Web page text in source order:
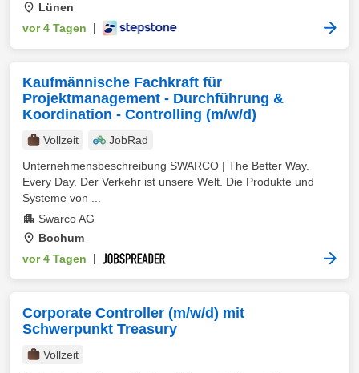
Lünen
vor 4 Tagen
Kaufmännische Fachkraft für
Projektmanagement - Durchführung &
Koordination - Controlling (m/w/d)
Vollzeit
JobRad
Unternehmensbeschreibung SWARCO | The Better Way.
Every Day. Der Verkehr ist unsere Welt. Die Produkte und
Systeme von ...
Swarco AG
Bochum
vor 4 Tagen
Corporate Controller (m/w/d) mit
Schwerpunkt Treasury
Vollzeit